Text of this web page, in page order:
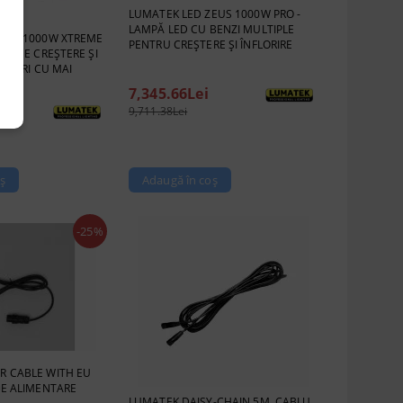
1000W XTREME
DE CREȘTERE ȘI
URI CU MAI
LUMATEK LED ZEUS 1000W PRO -
LAMPĂ LED CU BENZI MULTIPLE
PENTRU CREȘTERE ȘI ÎNFLORIRE
7,345.66Lei
9,711.38Lei
CABLE WITH EU
ALIMENTARE
-25%